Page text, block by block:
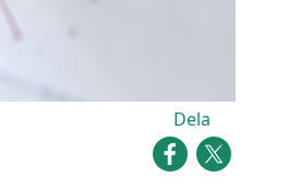
Dela